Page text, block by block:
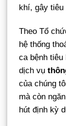
khí, gây tiêu
Theo Tổ
hệ thống
ca bệnh
dịch vụ
của chúng
mà còn
hút định kỳ